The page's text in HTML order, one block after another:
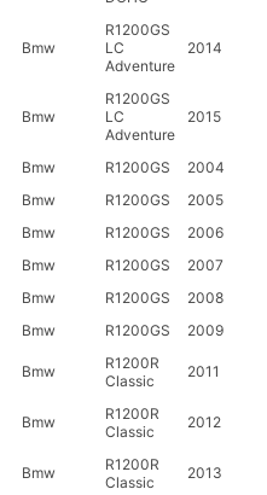
Bmw
R1200GS
LC
Adventure
2014
Bmw
R1200GS
LC
Adventure
2015
Bmw R1200GS 2004
Bmw
R1200GS 2005
Bmw
R1200GS 2006
Bmw
R1200GS 2007
Bmw
R1200GS 2008
Bmw
R1200GS 2009
Bmw
R1200R
Classic
2011
Bmw
R1200R
Classic
2012
Bmw
R1200R
Classic
2013